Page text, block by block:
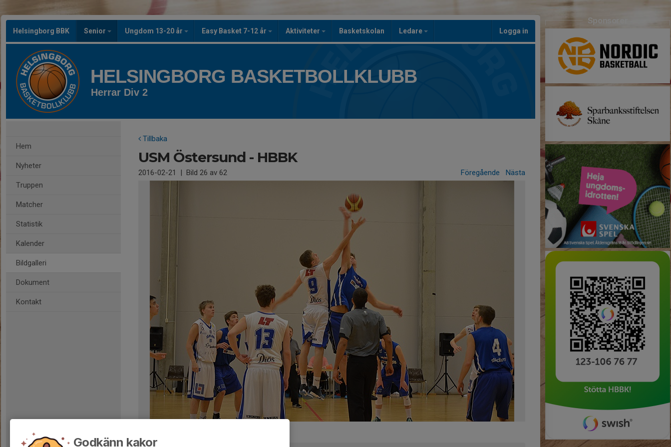
Helsingborg BBK Senior Ungdom 13-20 år Easy Basket 7-12 år Aktiviteter Basketskolan Ledare Logga in
HELSINGBORG BASKETBOLLKLUBB
Herrar Div 2
Hem
Nyheter
Truppen
Matcher
Statistik
Kalender
Bildgalleri
Dokument
Kontakt
Tillbaka
USM Östersund - HBBK
2016-02-21 | Bild 26 av 62 Föregående Nästa
Kommentarer
Sponsorer
Godkänn kakor